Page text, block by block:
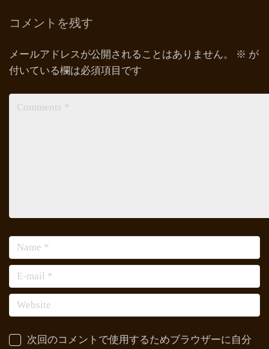
コメントを残す
メールアドレスが公開されることはありません。 ※ が
付いている欄は必須項目です
次回のコメントで使用するためブラウザーに自分